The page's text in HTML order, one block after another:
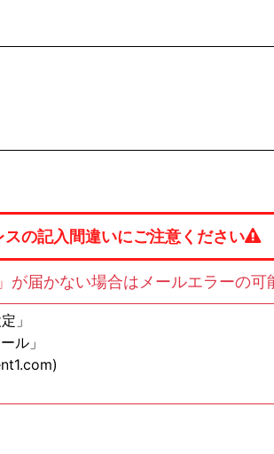
スの記入間違いにご注意ください
届かない場合はメールエラーの可
」
ル」